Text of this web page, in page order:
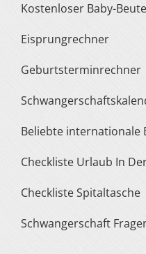
Kostenloser Baby-
Eisprungrechner
Geburtsterminrechner
Beliebte internationale
Checkliste Urlaub In
Checkliste Spitaltasche
Schwangerschaft